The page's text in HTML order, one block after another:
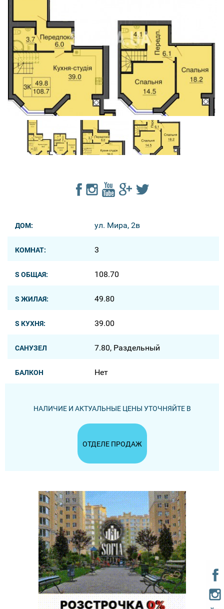
ДОМ: ул. Мира, 2в
КОМНАТ: 3
S ОБЩАЯ: 108.70
S ЖИЛАЯ: 49.80
S КУХНЯ: 39.00
САНУЗЕЛ 7.80, Раздельный
БАЛКОН Нет
НАЛИЧИЕ И АКТУАЛЬНЫЕ ЦЕНЫ УТОЧНЯЙТЕ В
ОТДЕЛЕ ПРОДАЖ